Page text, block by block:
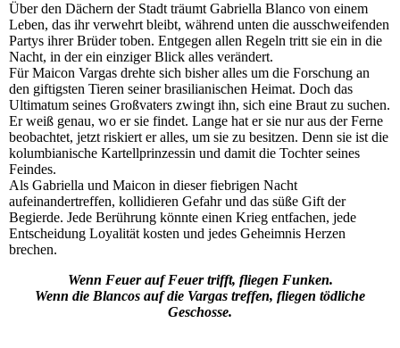
Über den Dächern der Stadt träumt Gabriella Blanco von einem
Leben, das ihr verwehrt bleibt, während unten die ausschweifenden
Partys ihrer Brüder toben. Entgegen allen Regeln tritt sie ein in die
Nacht, in der ein einziger Blick alles verändert.
Für Maicon Vargas drehte sich bisher alles um die Forschung an
den giftigsten Tieren seiner brasilianischen Heimat. Doch das
Ultimatum seines Großvaters zwingt ihn, sich eine Braut zu suchen.
Er weiß genau, wo er sie findet. Lange hat er sie nur aus der Ferne
beobachtet, jetzt riskiert er alles, um sie zu besitzen. Denn sie ist die
kolumbianische Kartellprinzessin und damit die Tochter seines
Feindes.
Als Gabriella und Maicon in dieser fiebrigen Nacht
aufeinandertreffen, kollidieren Gefahr und das süße Gift der
Begierde. Jede Berührung könnte einen Krieg entfachen, jede
Entscheidung Loyalität kosten und jedes Geheimnis Herzen
brechen.
Wenn Feuer auf Feuer trifft, fliegen Funken.
Wenn die Blancos auf die Vargas treffen, fliegen tödliche
Geschosse.